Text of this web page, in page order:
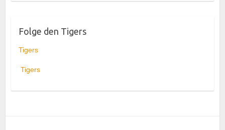
Folge den Tigers
Tigers
Tigers